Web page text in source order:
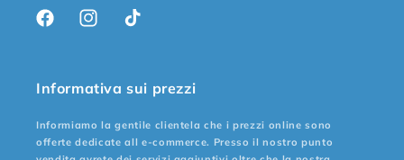
FacebookInstagramTikTok
Informativa sui prezzi
Informiamo la gentile clientela che i prezzi online sono
offerte dedicate all e-commerce. Presso il nostro punto